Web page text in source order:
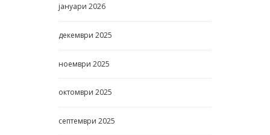
јануари 2026
декември 2025
ноември 2025
октомври 2025
септември 2025